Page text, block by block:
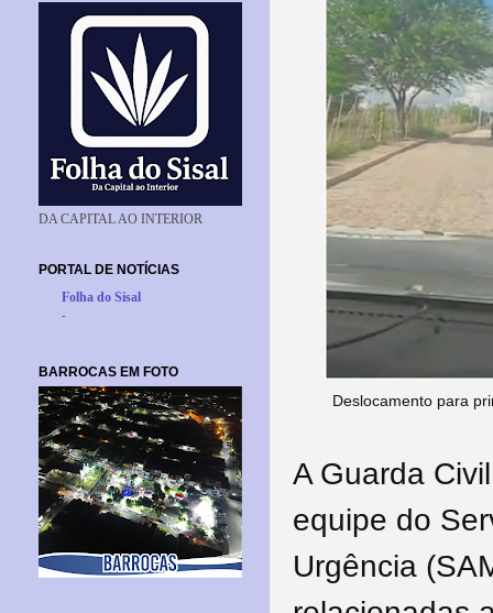
Deslocamento para
A Guarda
equipe do
Urgência
DA CAPITAL AO INTERIOR
PORTAL DE NOTÍCIAS
Folha do Sisal
-
BARROCAS EM FOTO